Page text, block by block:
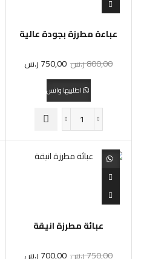
عباءة مطرزة بجودة عالية
800,00ر.س 750,00ر.س
اطلبيها واتس
عبائة مطرزة انيقة
750,00ر.س 700,00ر.س